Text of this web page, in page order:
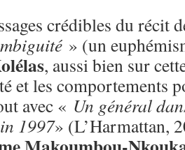
crédibles du récit
» (un
, aussi bien sur
et les comportements
avec « Un général
1997» (L’Harmattan,